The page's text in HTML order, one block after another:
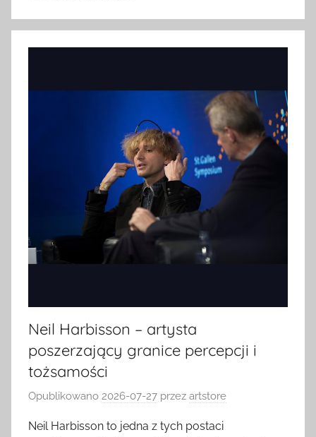
Neil Harbisson – artysta
poszerzający granice percepcji i
tożsamości
Opublikowano 2026-07-27 przez artstore
Neil Harbisson to jedna z tych postaci